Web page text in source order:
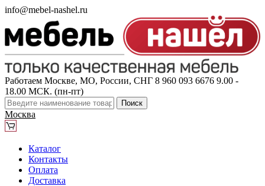
info@mebel-nashel.ru
Работаем Москве, МО, России, СНГ 8 960 093 6676 9.00 -
18.00 МСК. (пн-пт)
Поиск
Москва
Каталог
Контакты
Оплата
Доставка